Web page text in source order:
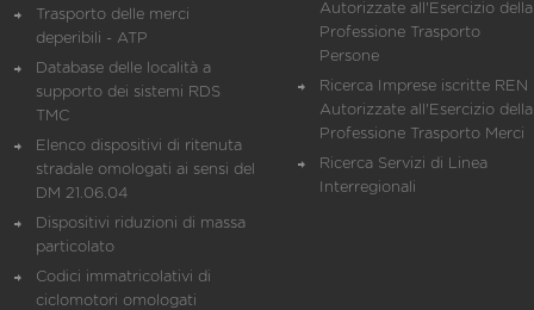
Trasporto delle merci
deperibili - ATP
Database delle località a
supporto dei sistemi RDS
TMC
Elenco dispositivi di ritenuta
stradale omologati ai sensi del
DM 21.06.04
Dispositivi riduzioni di massa
particolato
Codici immatricolativi di
ciclomotori omologati
Autorizzate all'Esercizio della
Professione Trasporto
Persone
Ricerca Imprese iscritte REN
Autorizzate all'Esercizio della
Professione Trasporto Merci
Ricerca Servizi di Linea
Interregionali